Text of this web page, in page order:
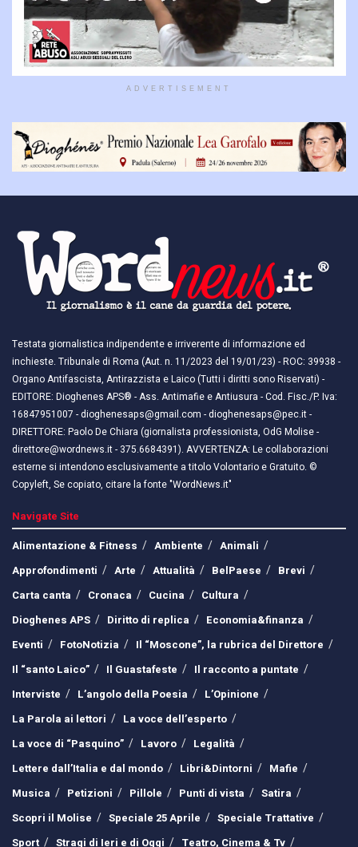
ADVERTISEMENT
Testata giornalistica indipendente e irriverente di informazione ed
inchieste. Tribunale di Roma (Aut. n. 11/2023 del 19/01/23) - ROC: 39938 -
Organo Antifascista, Antirazzista e Laico (Tutti i diritti sono Riservati) -
EDITORE: Dioghenes APS® - Ass. Antimafie e Antiusura - Cod. Fisc./P. Iva:
16847951007 - dioghenesaps@gmail.com - dioghenesaps@pec.it - ​​
DIRETTORE: Paolo De Chiara (giornalista professionista, OdG Molise -
direttore@wordnews.it - ​​375.6684391). AVVERTENZA: Le collaborazioni
esterne si intendono esclusivamente a titolo Volontario e Gratuito. ©
Copyleft, Se copiato, citare la fonte "WordNews.it"
Navigate Site
Alimentazione & Fitness
Ambiente
Animali
Approfondimenti
Arte Attualità BelPaese
Brevi
Carta canta
Cronaca Cucina
Cultura
Dioghenes APS
Diritto di replica
Economia&finanza
Eventi
FotoNotizia
Il “Moscone”, la rubrica del Direttore
Il “santo Laico”
Il Guastafeste
Il racconto a puntate
Interviste
L’angolo della Poesia
L’Opinione
La Parola ai lettori
La voce dell’esperto
La voce di “Pasquino”
Lavoro
Legalità
Lettere dall’Italia e dal mondo
Libri&Dintorni
Mafie
Musica
Petizioni Pillole Punti di vista
Satira
Scopri il Molise
Speciale 25 Aprile
Speciale Trattative
Sport
Stragi di Ieri e di Oggi Teatro, Cinema & Tv